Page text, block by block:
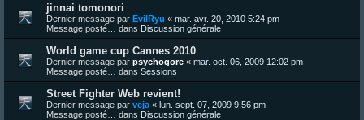
jinnai tomonori
Dernier message par EvilRyu « mar. avr. 20, 2010 5:24 pm
Message posté… dans Discussion générale
World game cup Cannes 2010
Dernier message par psychogore « mar. oct. 06, 2009 12:02 pm
Message posté… dans Sessions
Street Fighter Web revient!
Dernier message par veja « lun. sept. 07, 2009 9:56 pm
Message posté… dans Discussion générale